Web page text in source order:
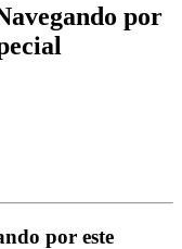
por
por este